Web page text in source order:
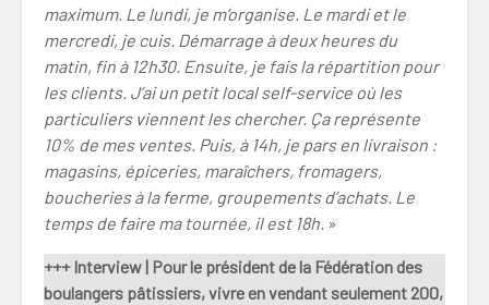
maximum. Le lundi, je m’organise. Le mardi et le
mercredi, je cuis. Démarrage à deux heures du
matin, fin à 12h30. Ensuite, je fais la répartition pour
les clients. J’ai un petit local self-service où les
particuliers viennent les chercher. Ça représente
10% de mes ventes. Puis, à 14h, je pars en livraison :
magasins, épiceries, maraîchers, fromagers,
boucheries à la ferme, groupements d’achats. Le
temps de faire ma tournée, il est 18h. »
+++ Interview | Pour le président de la Fédération des
boulangers pâtissiers, vivre en vendant seulement 200,